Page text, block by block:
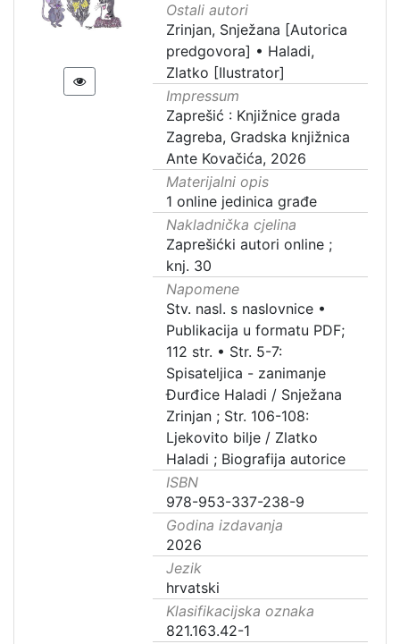
Ostali autori
Zrinjan, Snježana [Autorica
predgovora] • Haladi,
Zlatko [Ilustrator]
Impressum
Zaprešić : Knjižnice grada
Zagreba, Gradska knjižnica
Ante Kovačića, 2026
Materijalni opis
1 online jedinica građe
Nakladnička cjelina
Zaprešićki autori online ;
knj. 30
Napomene
Stv. nasl. s naslovnice •
Publikacija u formatu PDF;
112 str. • Str. 5-7:
Spisateljica - zanimanje
Đurđice Haladi / Snježana
Zrinjan ; Str. 106-108:
Ljekovito bilje / Zlatko
Haladi ; Biografija autorice
ISBN
978-953-337-238-9
Godina izdavanja
2026
Jezik
hrvatski
Klasifikacijska oznaka
821.163.42-1